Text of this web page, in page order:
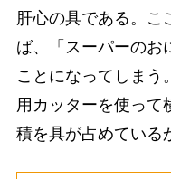
肝心の具である。こ
ば、「スーパーのお
ことになってしまう
用カッターを使って
積を具が占めている